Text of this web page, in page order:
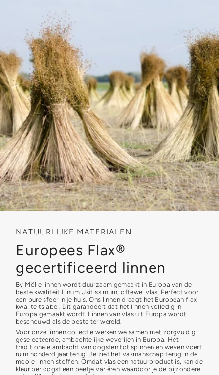
NATUURLIJKE MATERIALEN
Europees Flax®
gecertificeerd linnen
By Mölle linnen wordt duurzaam gemaakt in Europa van de
beste kwaliteit Linum Usitissimum, oftewel vlas. Perfect voor
een pure sfeer in je huis. Ons linnen draagt het European flax
kwaliteitslabel. Dit garandeert dat het linnen volledig in
Europa gemaakt wordt. Linnen van vlas uit Europa wordt
beschouwd als de beste ter wereld.
Voor onze linnen collectie werken we samen met zorgvuldig
geselecteerde, ambachtelijke weverijen in Europa. Het
traditionele ambacht van oogsten tot spinnen en weven voert
ruim honderd jaar terug. Je ziet het vakmanschap terug in de
mooie linnen stoffen. Omdat vlas een natuurproduct is, kan de
kleur per oogst een beetje variëren waardoor je de bijzondere